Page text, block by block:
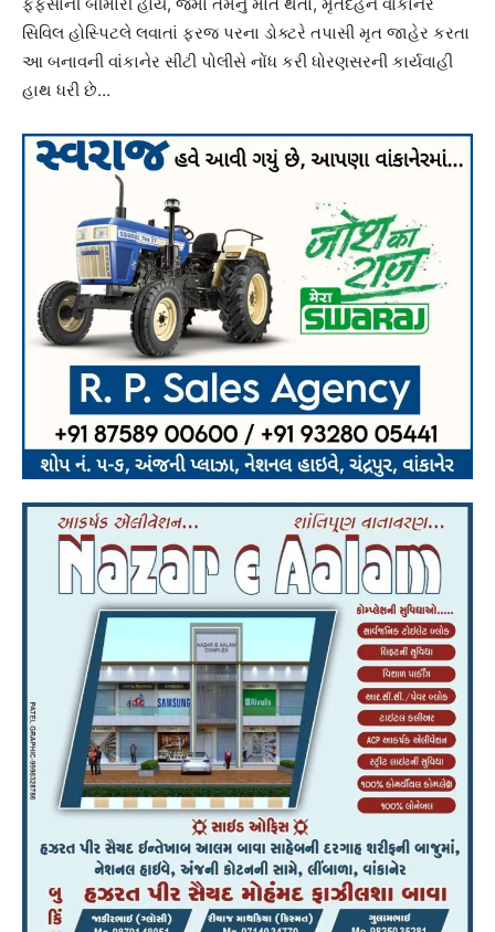
સિવિલ હોસ્પિટલે લવાતાં ફરજ પરના ડોક્ટરે તપાસી મૃત જાહેર કરતા
આ બનાવની વાંકાનેર સીટી પોલીસે નોંધ કરી ધોરણસરની કાર્યવાહી
હાથ ધરી છે…